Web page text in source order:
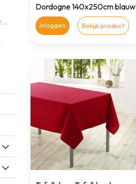
Tafelkleed Textiel Mistral 140x240cm
Dordogne 140x250cm blauw
Inloggen Bekijk product